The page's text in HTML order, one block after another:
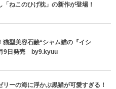
「ねこのひげ枕」の新作が登場！
猫型美容石鹸“シャム猫の『イシ
9日発売 by9.kyuu
リーの海に浮かぶ黒猫が可愛すぎる！